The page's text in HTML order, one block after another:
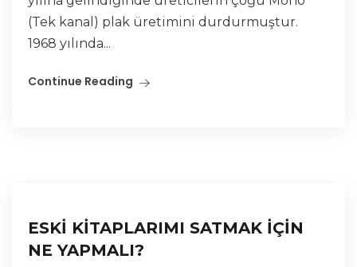
(Tek kanal) plak üretimini durdurmuştur.
1968 yılında...
Continue Reading
ESKİ KİTAPLARIMI SATMAK İÇİN
NE YAPMALI?